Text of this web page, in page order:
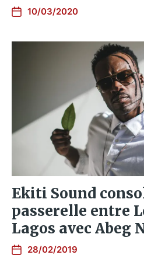
10/03/2020
Ekiti Sound
passerelle entre
Lagos avec Abeg
28/02/2019